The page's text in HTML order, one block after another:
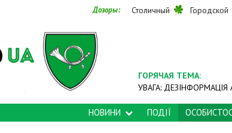
Дозоры: Столичный Городской
ГОРЯЧАЯ ТЕМА:
УВАГА: ДЕЗІНФОРМАЦІЯ
НОВИНИ ПОДІЇ